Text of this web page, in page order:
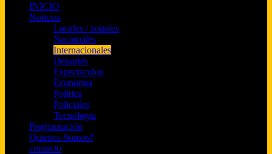
INICIO
Noticias
Locales / zonales
Nacionales
Internacionales
Deportes
Espectaculos
Economia
Politica
Policiales
Tecnologia
Programación
Quienes Somos?
contacto